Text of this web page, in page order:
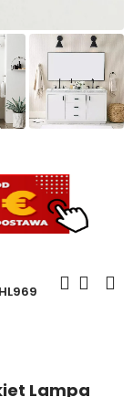
Lampa